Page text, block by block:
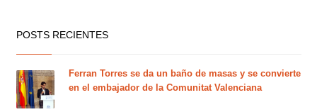
POSTS RECIENTES
Ferran Torres se da un baño de masas y se convierte
en el embajador de la Comunitat Valenciana